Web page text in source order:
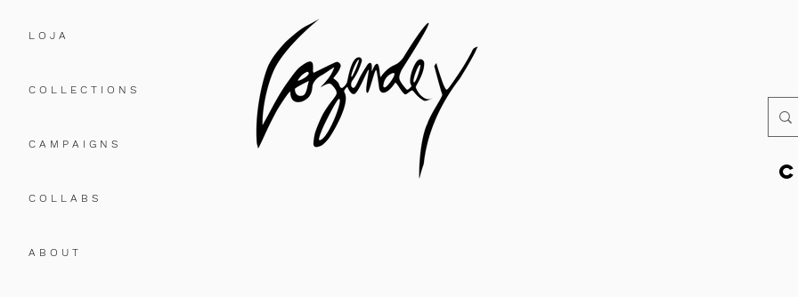
L O J A
C O L L E C T I O N S
C A M P A I G N S
C O L L A B S
A B O U T